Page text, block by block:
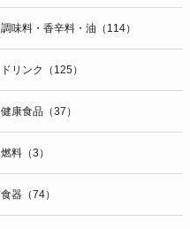
調味料・香辛料・油（114）
ドリンク（125）
健康食品（37）
燃料（3）
食器（74）